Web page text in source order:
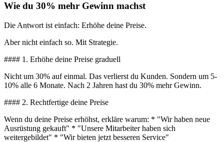
Wie du 30% mehr Gewinn machst
Die Antwort ist einfach: Erhöhe deine Preise.
Aber nicht einfach so. Mit Strategie.
#### 1. Erhöhe deine Preise graduell
Nicht um 30% auf einmal. Das verlierst du Kunden. Sondern um 5-
10% alle 6 Monate. Nach 2 Jahren hast du 30% mehr Gewinn.
#### 2. Rechtfertige deine Preise
Wenn du deine Preise erhöhst, erkläre warum: * "Wir haben neue
Ausrüstung gekauft" * "Unsere Mitarbeiter haben sich
weitergebildet" * "Wir bieten jetzt besseren Service"